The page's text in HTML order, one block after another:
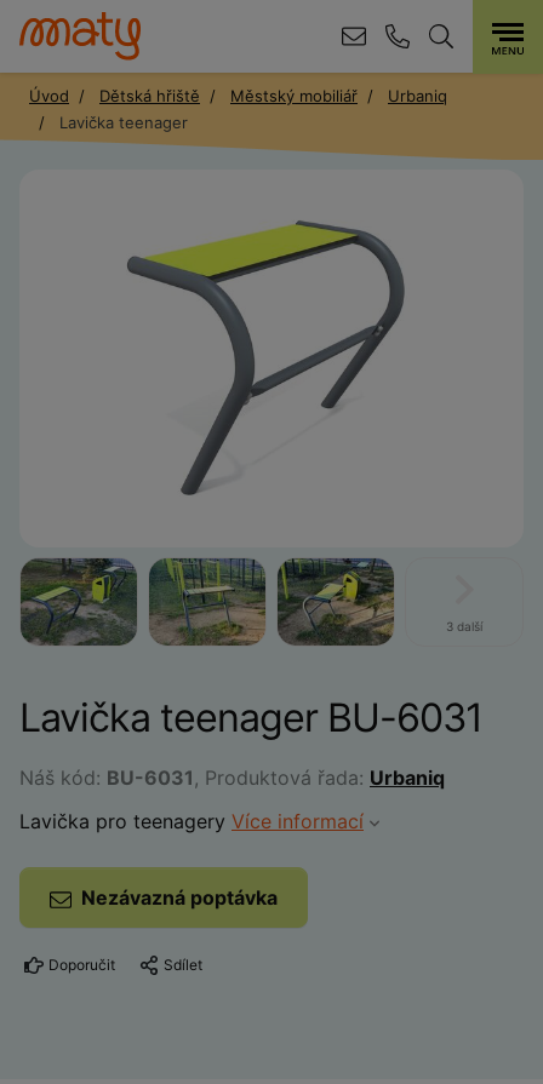
Úvod Dětská hřiště Městský mobiliář
Urbaniq
Lavička teenager
3 další
Lavička teenager BU-6031
Náš kód: BU-6031 , Produktová řada: Urbaniq
Lavička pro teenagery Více informací
Nezávazná poptávka
Doporučit Sdílet